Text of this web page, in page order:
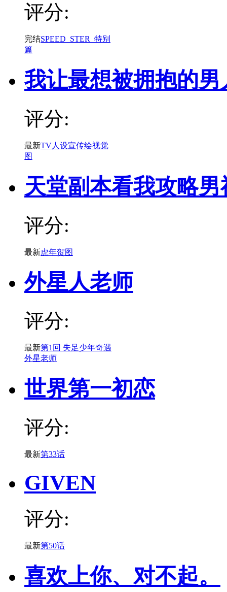
评分:
完结SPEED_STER_特别
篇
我让最想被拥抱的
评分:
最新TV人设宣传绘视觉
图
天堂副本看我攻略男
评分:
最新虎年贺图
外星人老师
评分:
最新第1回 失足少年奇遇
外星老师
世界第一初恋
评分:
最新第33话
GIVEN
评分:
最新第50话
喜欢上你、对不起。